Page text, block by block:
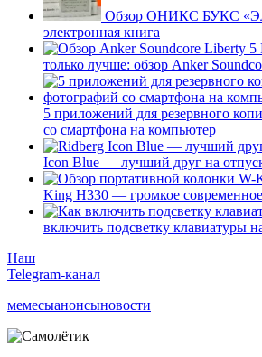
Обзор ОНИКС БУКС
электронная книга
только лучше: обзор Anker
5 приложений для резервного
со смартфона на компьютер
Icon Blue — лучший друг на
King H330 — громкое
включить подсветку клавиатуры
Наш
Telegram-канал
мемесыанонсыновости